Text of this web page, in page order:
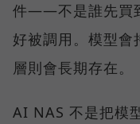
件——不是誰先買
好被調用。模型會
層則會長期存在。
AI NAS 不是把模